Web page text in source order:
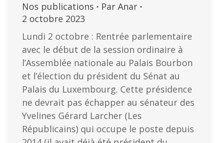
Nos publications Par Anar
2 octobre 2023
Lundi 2 octobre : Rentrée parlementaire
avec le début de la session ordinaire à
l’Assemblée nationale au Palais Bourbon
et l’élection du président du Sénat au
Palais du Luxembourg. Cette présidence
ne devrait pas échapper au sénateur des
Yvelines Gérard Larcher (Les
Républicains) qui occupe le poste depuis